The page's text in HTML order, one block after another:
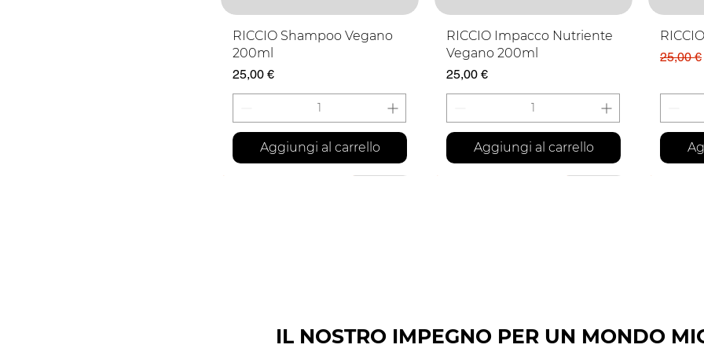
Vista rapida
RICCIO Shampoo Vegano
200ml
Prezzo
25,00 €
Aggiungi al carrello
Vista rapida
RICCIO Impacco Nutriente
Vegano 200ml
Prezzo
25,00 €
Aggiungi al carrello
Prezzo
25,00 €
IL NOSTRO IMPEGNO PER UN MONDO